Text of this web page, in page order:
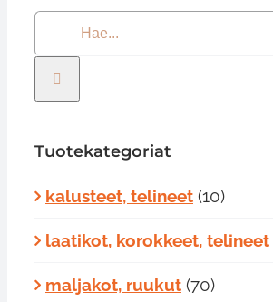
...
Tuotekategoriat
kalusteet, telineet (10)
laatikot, korokkeet, telineet
maljakot, ruukut (70)